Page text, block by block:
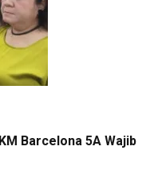
Barcelona 5A Wajib